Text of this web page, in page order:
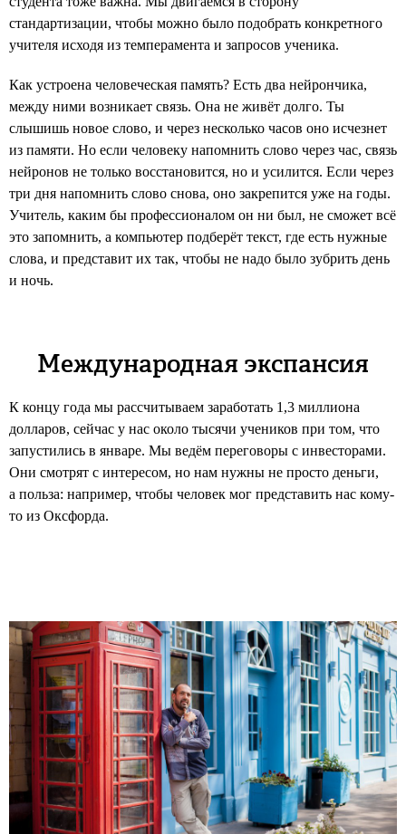
стандартизации, чтобы можно было подобрать конкретного
учителя исходя из темперамента и запросов ученика.
Как устроена человеческая память? Есть два нейрончика,
между ними возникает связь. Она не живёт долго. Ты
слышишь новое слово, и через несколько часов оно исчезнет
из памяти. Но если человеку напомнить слово через час, связь
нейронов не только восстановится, но и уcилится. Если через
три дня напомнить слово снова, оно закрепится уже на годы.
Учитель, каким бы профессионалом он ни был, не сможет всё
это запомнить, а компьютер подберёт текст, где есть нужные
слова, и представит их так, чтобы не надо было зубрить день
и ночь.
Международная экспансия
К концу года мы рассчитываем заработать 1,3 миллиона
долларов, сейчас у нас около тысячи учеников при том, что
запустились в январе. Мы ведём переговоры с инвесторами.
Они смотрят с интересом, но нам нужны не просто деньги,
а польза: например, чтобы человек мог представить нас кому-
то из Оксфорда.